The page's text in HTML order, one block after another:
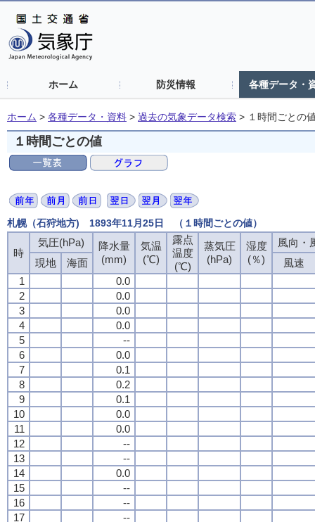
ホーム 防災情報 各種データ・
ホーム > 各種データ・資料 > 過去の気象データ検索 > １時間ごとの
１時間ごとの値
札幌（石狩地方) 1893年11月25日 （１時間ごとの値）
時
気圧(hPa)
降水量
(mm)
気温
(℃)
露点
温度
(℃)
蒸気圧
(hPa)
湿度
(％)
風向・
現地
海面
風速
1
0.0
2
0.0
3
0.0
4
0.0
5
--
6
0.0
7
0.1
8
0.2
9
0.1
10
0.0
11
0.0
12
--
13
--
14
0.0
15
--
16
--
17
--
時
気圧(hPa)
降水量
(mm)
気温
(℃)
露点
温度
(℃)
蒸気圧
(hPa)
湿度
(％)
風向・
現地
海面
風速
1
0.0
2
0.0
3
0.0
4
0.0
5
--
6
0.0
7
0.1
8
0.2
9
0.1
10
0.0
11
0.0
12
--
13
--
14
0.0
15
--
16
--
17
--
時
気圧(hPa)
降水量
(mm)
気温
(℃)
露点
温度
(℃)
蒸気圧
(hPa)
湿度
(％)
風向・
現地
海面
風速
1
0.0
2
0.0
3
0.0
4
0.0
5
--
6
0.0
7
0.1
8
0.2
9
0.1
10
0.0
11
0.0
12
--
13
--
14
0.0
15
--
16
--
17
--
時
気圧(hPa)
降水量
(mm)
気温
(℃)
露点
温度
(℃)
蒸気圧
(hPa)
湿度
(％)
風向・
現地
海面
風速
1
0.0
2
0.0
3
0.0
4
0.0
5
--
6
0.0
7
0.1
8
0.2
9
0.1
10
0.0
11
0.0
12
--
13
--
14
0.0
15
--
16
--
17
--